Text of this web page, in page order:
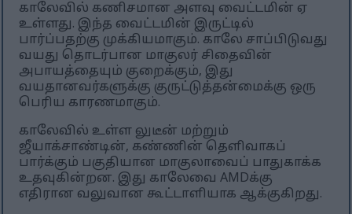
காலேவில் கணிசமான அளவு வைட்டமின் ஏ
உள்ளது. இந்த வைட்டமின் இருட்டில்
பார்ப்பதற்கு முக்கியமாகும். காலே சாப்பிடுவது
வயது தொடர்பான மாகுலர் சிதைவின்
அபாயத்தையும் குறைக்கும், இது
வயதானவர்களுக்கு குருட்டுத்தன்மைக்கு ஒரு
பெரிய காரணமாகும்.
காலேவில் உள்ள லுடீன் மற்றும்
ஜீயாக்சாண்டின், கண்ணின் தெளிவாகப்
பார்க்கும் பகுதியான மாகுலாவைப் பாதுகாக்க
உதவுகின்றன. இது காலேவை AMDக்கு
எதிரான வலுவான கூட்டாளியாக ஆக்குகிறது.